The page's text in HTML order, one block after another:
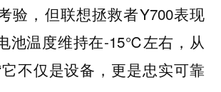
验，但联想拯救者Y700表现
池温度维持在-15℃左右，从
不仅是设备，更是忠实可靠